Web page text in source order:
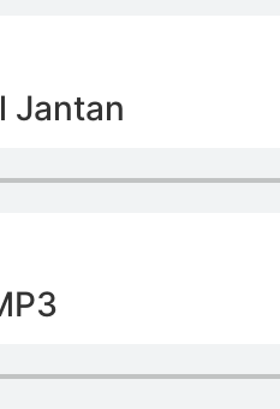
Jantan